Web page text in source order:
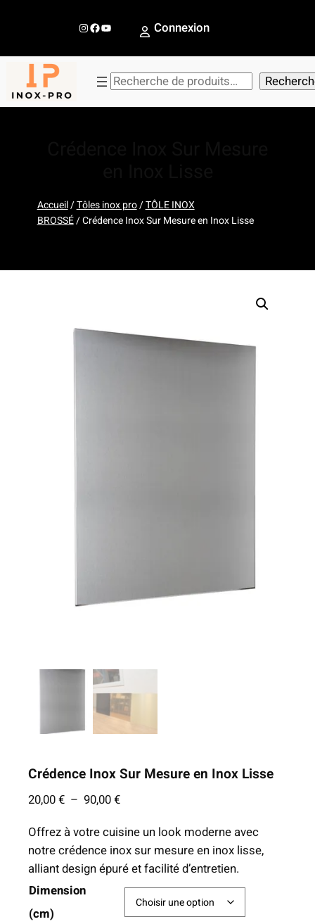
InstagramFacebook YouTube Connexion
R
h
e
Accueil/Tôles inox pro/TÔLE INOX
BROSSÉ/ Crédence Inox Sur Mesure en Inox Lisse
Crédence Inox Sur Mesure en Inox Lisse
20,00€ – 90,00€P
a
g
e
d
Offrez à votre cuisine un look moderne avec
notre crédence inox sur mesure en inox lisse,
alliant design épuré et facilité d’entretien.
Dimension
(cm)